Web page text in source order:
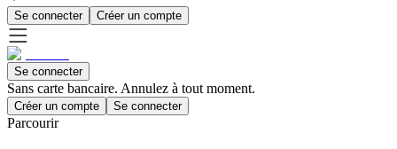
Se connecter Créer un compte
Se connecter
Sans carte bancaire. Annulez à tout moment.
Créer un compte Se connecter
Parcourir